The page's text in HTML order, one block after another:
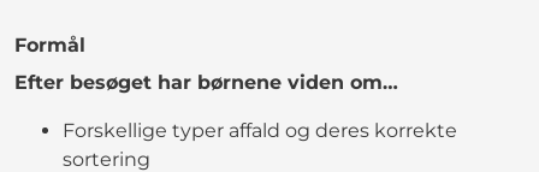
Formål
Efter besøget har børnene viden om…
Forskellige typer affald og deres korrekte
sortering